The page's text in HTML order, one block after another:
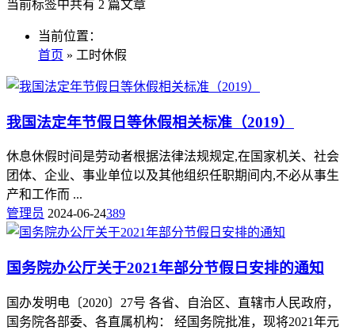
当前标签中共有 2 篇文章
当前位置：
首页 » 工时休假
我国法定年节假日等休假相关标准（2019）
休息休假时间是劳动者根据法律法规规定,在国家机关、社会
团体、企业、事业单位以及其他组织任职期间内,不必从事生
产和工作而 ...
管理员 2024-06-24389
国务院办公厅关于2021年部分节假日安排的通知
国办发明电〔2020〕27号 各省、自治区、直辖市人民政府，
国务院各部委、各直属机构： 经国务院批准，现将2021年元